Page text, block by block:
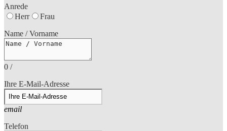
Anrede
Herr
Frau
Name / Vorname
0 /
Ihre E-Mail-Adresse
email
Telefon